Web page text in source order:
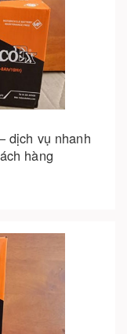
dịch vụ nhanh
hàng